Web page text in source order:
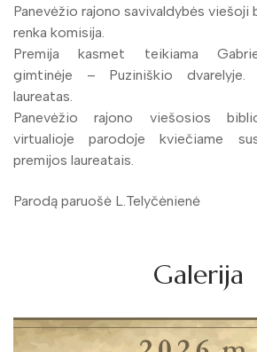
Panevėžio rajono savivaldybės viešoji
renka komisija.
Premija kasmet teikiama
gimtinėje – Puziniškio
laureatas.
Panevėžio rajono viešosios
virtualioje parodoje kviečiame
premijos laureatais.
Parodą paruošė L.Telyčėnienė
Galerija